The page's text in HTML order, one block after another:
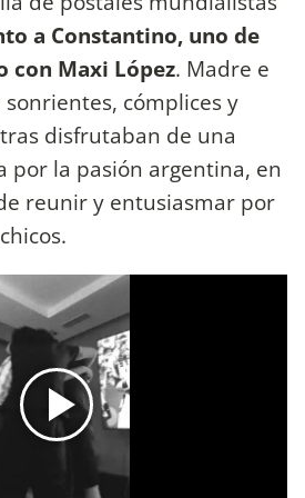
a Constantino, uno de
con Maxi López. Madre e
cómplices y
disfrutaban de una
por la pasión argentina, en
reunir y entusiasmar por